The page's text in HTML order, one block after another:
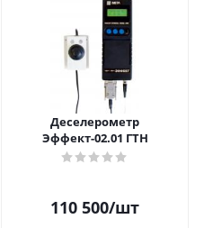
Деселерометр
Эффект-02.01 ГТН
110 500/шт